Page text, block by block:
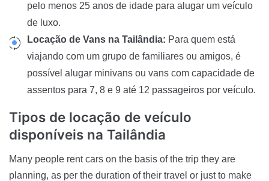
pelo menos 25 anos de idade para alugar um veículo
de luxo.
Locação de Vans na Tailândia: Para quem está
viajando com um grupo de familiares ou amigos, é
possível alugar minivans ou vans com capacidade de
assentos para 7, 8 e 9 até 12 passageiros por veículo.
Tipos de locação de veículo
disponíveis na Tailândia
Many people rent cars on the basis of the trip they are
planning, as per the duration of their travel or just to make